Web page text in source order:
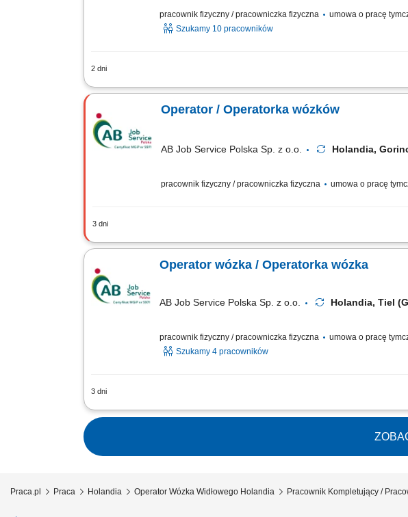
pracownik fizyczny / pracowniczka fizyczna umowa o pracę
Szukamy 10 pracowników
2 dni
Jako operator/ operatorka wózka widłowego dołączysz do
Operator / Operatorka wózków
AB Job Service Polska Sp. z o.o. Holandia,
pracownik fizyczny / pracowniczka fizyczna umowa o pracę
3 dni
Zakres obowiązków: Przemieszczanie, pozycjonowanie i
Operator wózka / Operatorka wózka
AB Job Service Polska Sp. z o.o. Holandia, Tiel
pracownik fizyczny / pracowniczka fizyczna umowa o pracę
Szukamy 4 pracowników
3 dni
Zakres obowiązków: Załadunek oraz rozładunek ciężarówek
Praca.pl Praca Holandia Operator Wózka Widłowego Holandia Pracownik Kompletujący /